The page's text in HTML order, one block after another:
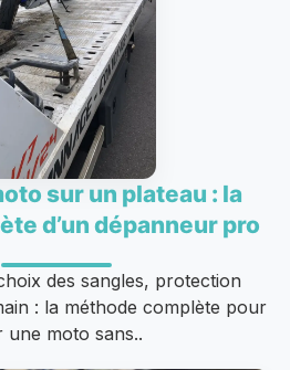
sur un plateau : la
d’un dépanneur pro
des sangles, protection
: la méthode complète pour
une moto sans..